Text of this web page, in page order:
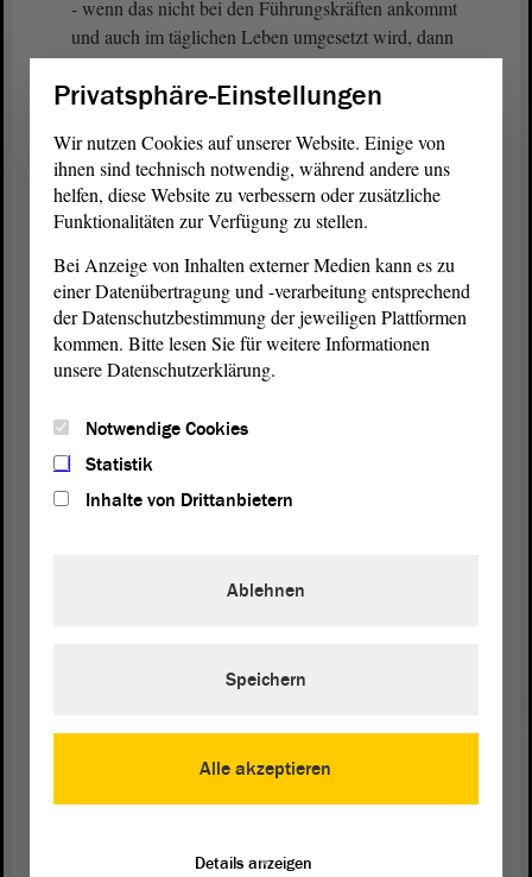
- wenn das nicht bei den Führungskräften ankommt
und auch im täglichen Leben umgesetzt wird, dann
wird es nichts nützen.
Frau Ministerin hat gerade die Umwälzung im
Personalkörper der Polizei angesprochen. Jetzt
kommen viel mehr junge Leute und jüngere Leute,
als das in den letzten Jahrzehnten der Fall gewesen
ist. Deswegen ist auch die Vorbildfunktion der
Führungskräfte so wichtig, damit nämlich jungen
Männern und Frauen klargemacht wird, dass
Polizist nicht irgendein Beruf ist, sondern ein
Menschen in diesem Lande gegenübertritt. Ich
glaube, das gehört wesentlich zur Kultur innerhalb
der Polizei.
Koalition
Polizeibeauftragten, der beim Ministerpräsidenten
(Zustimmung bei der CDU)
Privatsphäre-Einstellungen
Wir nutzen Cookies auf unserer Website. Einige von
ihnen sind technisch notwendig, während andere uns
helfen, diese Website zu verbessern oder zusätzliche
Funktionalitäten zur Verfügung zu stellen.
Bei Anzeige von Inhalten externer Medien kann es zu
einer Datenübertragung und -verarbeitung entsprechend
der Datenschutzbestimmung der jeweiligen Plattformen
kommen. Bitte lesen Sie für weitere Informationen
unsere Datenschutzerklärung.
Notwendige Cookies
Statistik
Inhalte von Drittanbietern
Alle akzeptieren
Ablehnen
Speichern
Details anzeigen